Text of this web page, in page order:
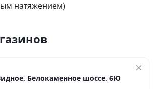
натяжением)
Белокаменное шоссе, 6Ю